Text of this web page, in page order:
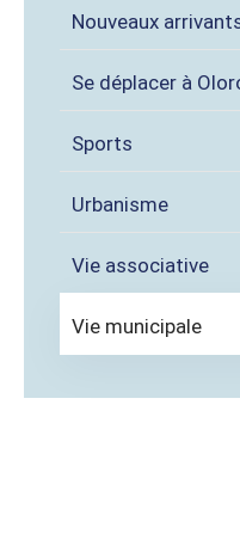
Nouveaux
Se déplacer à
Sports
Urbanisme
Vie associative
Vie municipale